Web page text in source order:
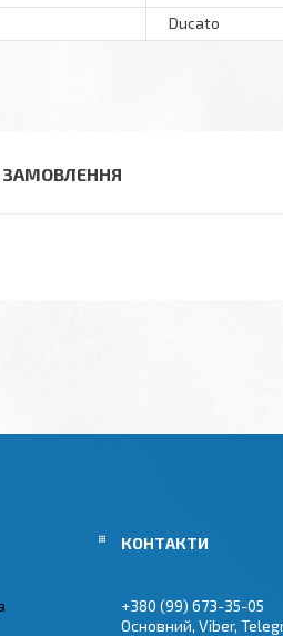
Ducato
+380 (99) 673-35-05
Основний, Viber,